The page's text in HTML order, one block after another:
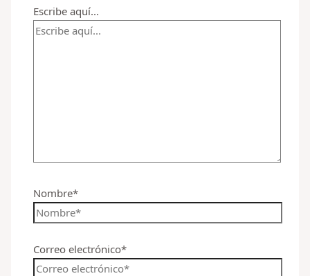
Escribe aquí...
Nombre*
Correo electrónico*